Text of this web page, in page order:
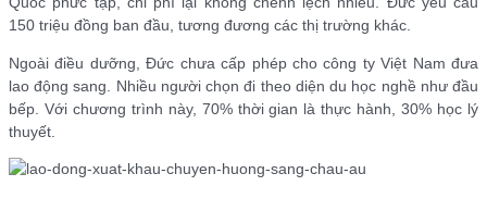
150 triệu đồng ban đầu, tương đương các thị trường khác.
Ngoài điều dưỡng, Đức chưa cấp phép cho công ty Việt Nam đưa
lao động sang. Nhiều người chọn đi theo diện du học nghề như đầu
bếp. Với chương trình này, 70% thời gian là thực hành, 30% học lý
thuyết.